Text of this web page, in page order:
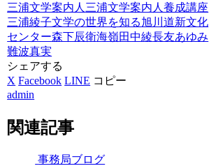
三浦文学案内人 三浦文学案内人養成講座
三浦綾子文学の世界を知る旭川道新文化
センター森下辰衛海嶺田中綾長友あゆみ
難波真実
シェアする
X Facebook LINE コピー
admin
関連記事
事務局ブログ